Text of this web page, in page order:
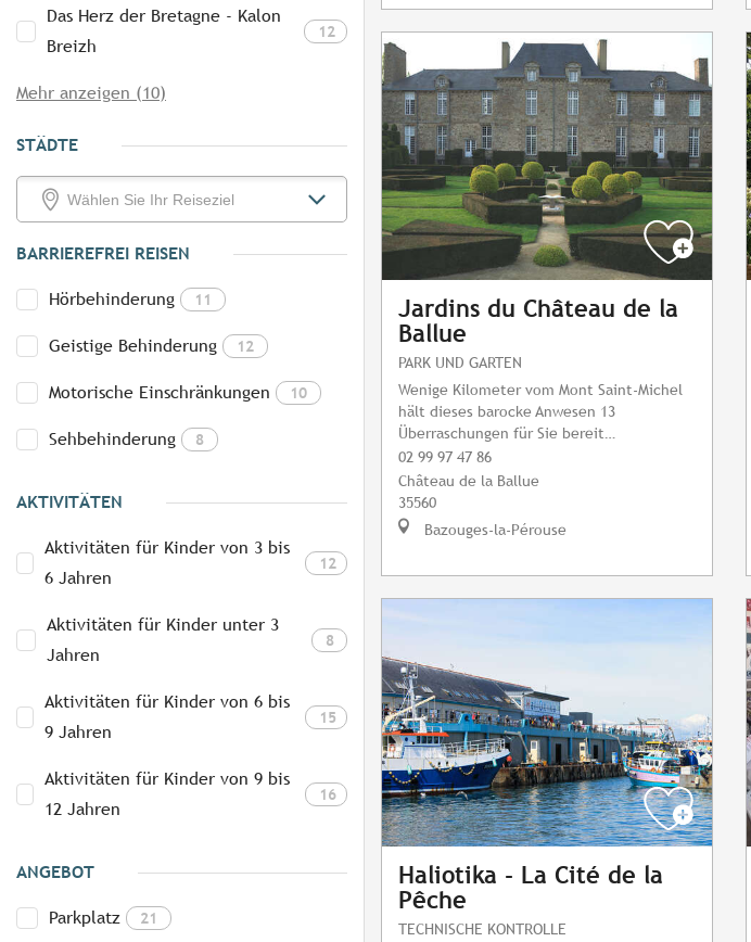
Das Herz der Bretagne - Kalon
Breizh
12
Mehr anzeigen (10)
STÄDTE
BARRIEREFREI REISEN
Hörbehinderung 11
Geistige Behinderung 12
Motorische Einschränkungen 10
Sehbehinderung 8
AKTIVITÄTEN
Aktivitäten für Kinder von 3 bis
6 Jahren
12
Aktivitäten für Kinder unter 3
Jahren
8
Aktivitäten für Kinder von 6 bis
9 Jahren
15
Aktivitäten für Kinder von 9 bis
12 Jahren
16
ANGEBOT
Parkplatz 21
Jardins du Château de la
Ballue
PARK UND GARTEN
Wenige Kilometer vom Mont Saint-Michel
hält dieses barocke Anwesen 13
Überraschungen für Sie bereit…
02 99 97 47 86
Château de la Ballue
35560
Bazouges-la-Pérouse
Haliotika - La Cité de la
Pêche
TECHNISCHE KONTROLLE